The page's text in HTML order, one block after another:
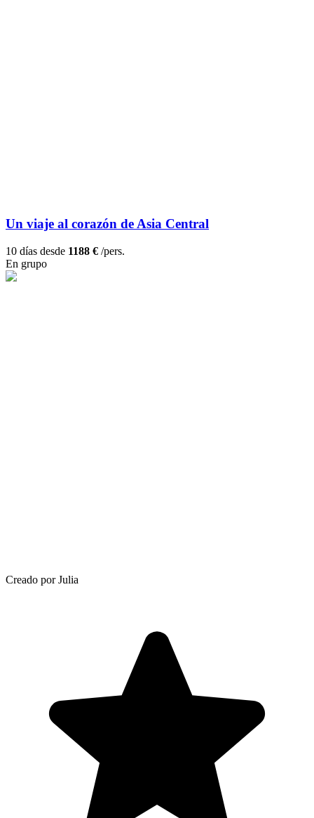
Un viaje al corazón de Asia Central
10 días desde 1188 € /pers.
En grupo
Creado por Julia